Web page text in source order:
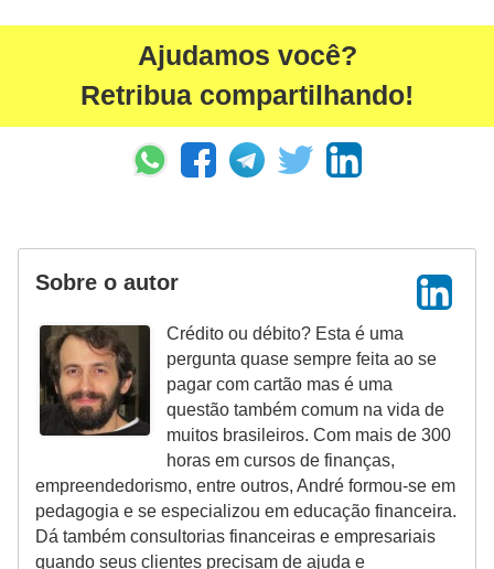
Ajudamos você?
Retribua compartilhando!
Sobre o autor
Crédito ou débito? Esta é uma
pergunta quase sempre feita ao se
pagar com cartão mas é uma
questão também comum na vida de
muitos brasileiros. Com mais de 300
horas em cursos de finanças,
empreendedorismo, entre outros, André formou-se em
pedagogia e se especializou em educação financeira.
Dá também consultorias financeiras e empresariais
quando seus clientes precisam de ajuda e